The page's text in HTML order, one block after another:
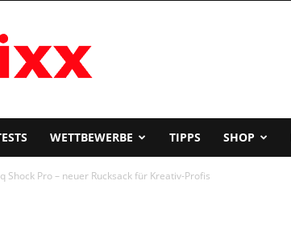
WETTBEWERBE TIPPS SHOP
Shock Pro – neuer Rucksack für Kreativ-Profis